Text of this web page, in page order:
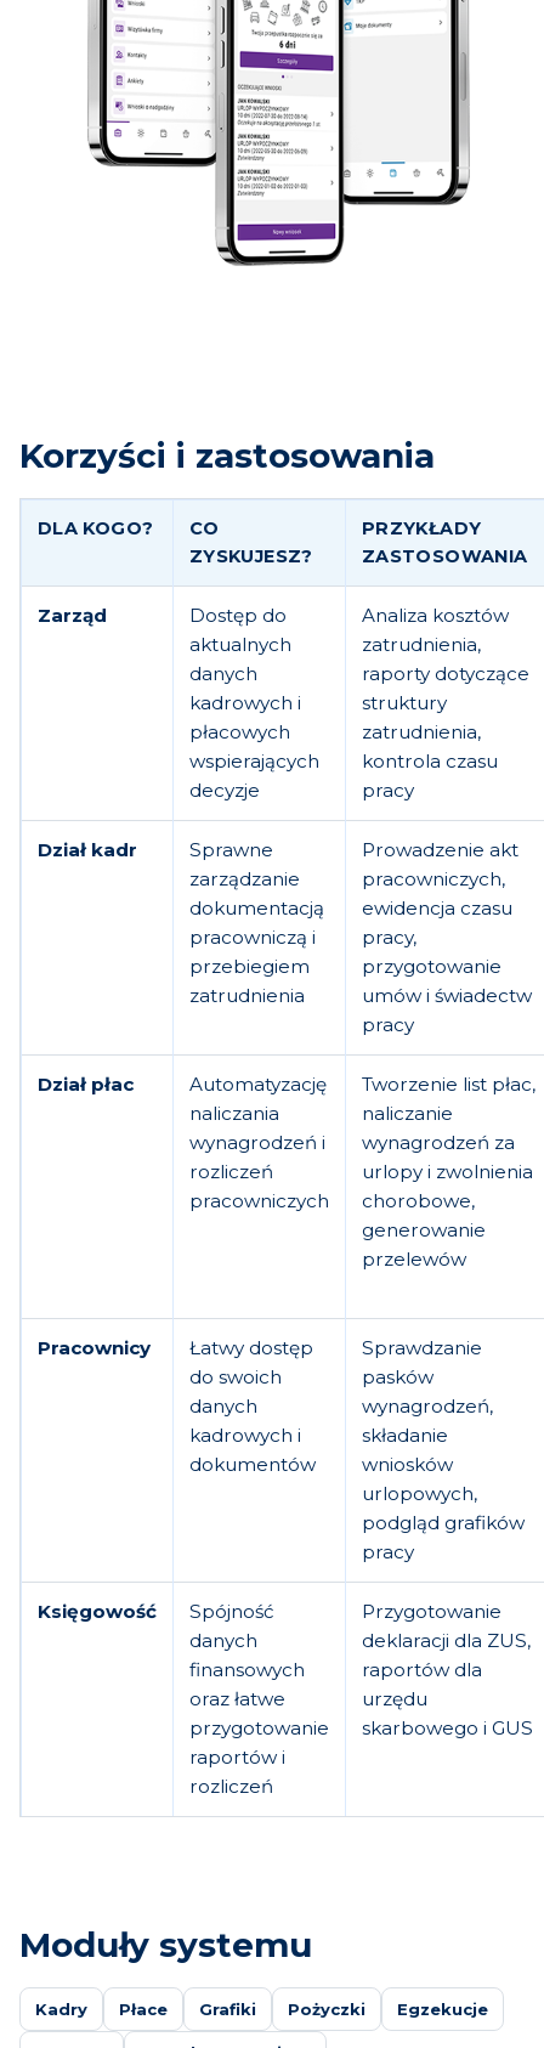
Korzyści i zastosowania
DLA KOGO?
CO
ZYSKUJESZ?
PRZYKŁADY
ZASTOSOWANIA
Zarząd
Dostęp do
aktualnych
danych
kadrowych i
płacowych
wspierających
decyzje
Analiza kosztów
zatrudnienia,
raporty dotyczące
struktury
zatrudnienia,
kontrola czasu
pracy
Dział kadr
Sprawne
zarządzanie
dokumentacją
pracowniczą i
przebiegiem
zatrudnienia
Prowadzenie akt
pracowniczych,
ewidencja czasu
pracy,
przygotowanie
umów i świadectw
pracy
Dział płac
Automatyzację
naliczania
wynagrodzeń i
rozliczeń
pracowniczych
Tworzenie list płac,
naliczanie
wynagrodzeń za
urlopy i zwolnienia
chorobowe,
generowanie
przelewów
Pracownicy
Łatwy dostęp
do swoich
danych
kadrowych i
dokumentów
Sprawdzanie
pasków
wynagrodzeń,
składanie
wniosków
urlopowych,
podgląd grafików
pracy
Księgowość
Spójność
danych
finansowych
oraz łatwe
przygotowanie
raportów i
rozliczeń
Przygotowanie
deklaracji dla ZUS,
raportów dla
urzędu
skarbowego i GUS
Moduły systemu
Kadry Płace Grafiki Pożyczki Egzekucje